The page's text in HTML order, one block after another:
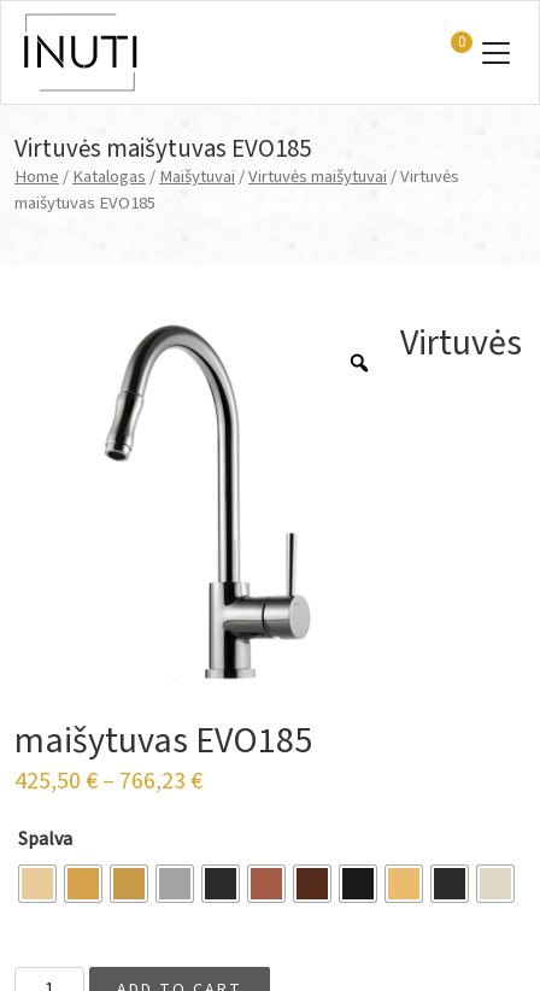
Main Navigation
0
Virtuvės maišytuvas EVO185
Home/Katalogas/Maišytuvai/Virtuvės maišytuvai/ Virtuvės
maišytuvas EVO185
Virtuvės
maišytuvas EVO185
425,50€– 766,23€
Spalva
Virtuvės maišytuvas EVO185 quantity